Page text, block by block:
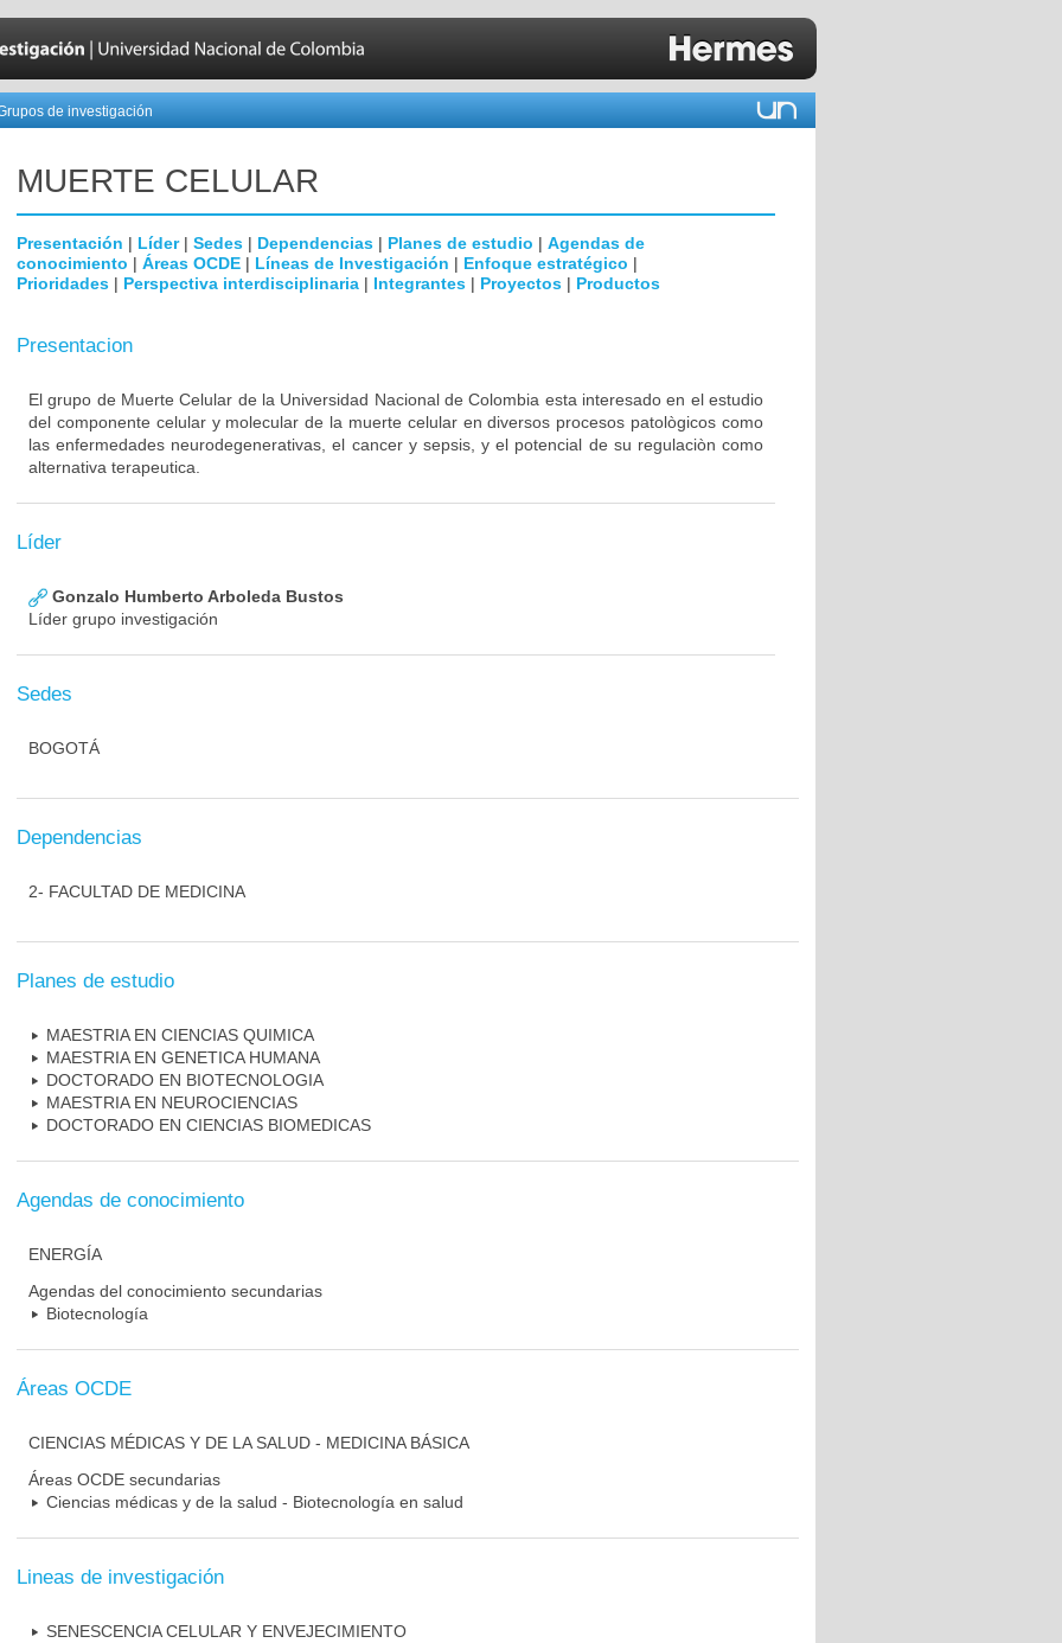
de investigación
MUERTE CELULAR
Presentación | Líder| Sedes | Dependencias | Planes de estudio | Agendas de
conocimiento | Áreas OCDE | Líneas de Investigación | Enfoque estratégico |
Prioridades | Perspectiva interdisciplinaria | Integrantes | Proyectos | Productos
Presentacion
El grupo de Muerte Celular de la Universidad Nacional de Colombia esta interesado en el estudio
del componente celular y molecular de la muerte celular en diversos procesos patològicos como
las enfermedades neurodegenerativas, el cancer y sepsis, y el potencial de su regulaciòn como
alternativa terapeutica.
Líder
Gonzalo Humberto Arboleda Bustos
Líder grupo investigación
Sedes
BOGOTÁ
Dependencias
2- FACULTAD DE MEDICINA
Planes de estudio
MAESTRIA EN CIENCIAS QUIMICA
MAESTRIA EN GENETICA HUMANA
DOCTORADO EN BIOTECNOLOGIA
MAESTRIA EN NEUROCIENCIAS
DOCTORADO EN CIENCIAS BIOMEDICAS
Agendas de conocimiento
ENERGÍA
Agendas del conocimiento secundarias
Biotecnología
Áreas OCDE
CIENCIAS MÉDICAS Y DE LA SALUD - MEDICINA BÁSICA
Áreas OCDE secundarias
Ciencias médicas y de la salud - Biotecnología en salud
Lineas de investigación
SENESCENCIA CELULAR Y ENVEJECIMIENTO